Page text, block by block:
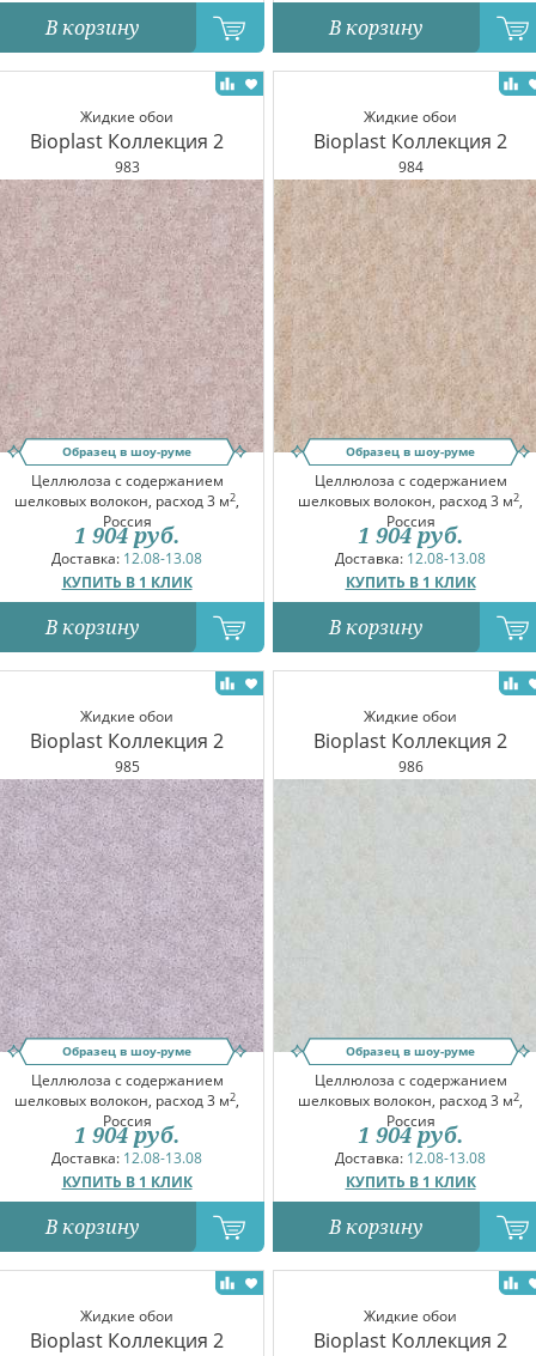
В корзину В корзину
Жидкие обои
Bioplast Коллекция 2
983
Образец в шоу-руме
Целлюлоза с содержанием
шелковых волокон, расход 3 м2,
Россия
Доставка: 12.08-13.08
КУПИТЬ В 1 КЛИК
1 904 руб.
В корзину
Жидкие обои
Bioplast Коллекция 2
984
Образец в шоу-руме
Целлюлоза с содержанием
шелковых волокон, расход 3 м2,
Россия
Доставка: 12.08-13.08
КУПИТЬ В 1 КЛИК
1 904 руб.
В корзину
Жидкие обои
Bioplast Коллекция 2
985
Образец в шоу-руме
Целлюлоза с содержанием
шелковых волокон, расход 3 м2,
Россия
Доставка: 12.08-13.08
КУПИТЬ В 1 КЛИК
1 904 руб.
В корзину
Жидкие обои
Bioplast Коллекция 2
986
Образец в шоу-руме
Целлюлоза с содержанием
шелковых волокон, расход 3 м2,
Россия
Доставка: 12.08-13.08
КУПИТЬ В 1 КЛИК
1 904 руб.
В корзину
Жидкие обои
Bioplast Коллекция 2
Жидкие обои
Bioplast Коллекция 2